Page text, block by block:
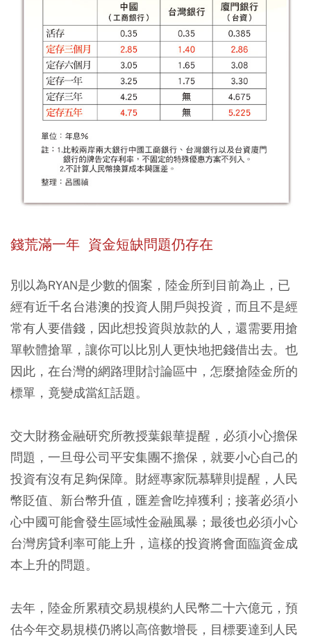
錢荒滿一年 資金短缺問題仍存在
別以為RYAN是少數的個案，陸金所到目前為止，已
經有近千名台港澳的投資人開戶與投資，而且不是經
常有人要借錢，因此想投資與放款的人，還需要用搶
單軟體搶單，讓你可以比別人更快地把錢借出去。也
因此，在台灣的網路理財討論區中，怎麼搶陸金所的
標單，竟變成當紅話題。
交大財務金融研究所教授葉銀華提醒，必須小心擔保
問題，一旦母公司平安集團不擔保，就要小心自己的
投資有沒有足夠保障。財經專家阮慕驊則提醒，人民
幣貶值、新台幣升值，匯差會吃掉獲利；接著必須小
心中國可能會發生區域性金融風暴；最後也必須小心
台灣房貸利率可能上升，這樣的投資將會面臨資金成
本上升的問題。
去年，陸金所累積交易規模約人民幣二十六億元，預
估今年交易規模仍將以高倍數增長，目標要達到人民